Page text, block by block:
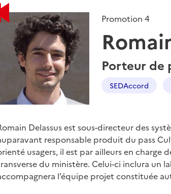
Promotion 4
Porteur de
SEDAccord
Delassus est sous-directeur des
responsable produit du pass
usagers, il est par ailleurs en
du ministère. Celui-ci inclura un
l’équipe projet constituée